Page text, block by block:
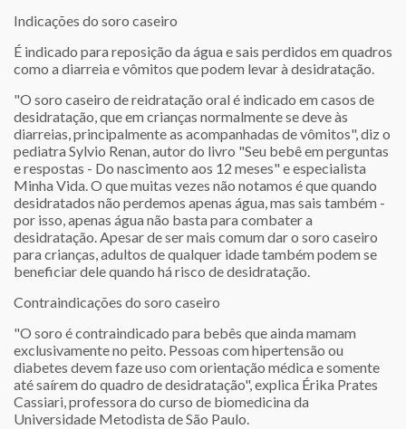
Indicações do soro caseiro
É indicado para reposição da água e sais perdidos em quadros
como a diarreia e vômitos que podem levar à desidratação.
"O soro caseiro de reidratação oral é indicado em casos de
desidratação, que em crianças normalmente se deve às
diarreias, principalmente as acompanhadas de vômitos", diz o
pediatra Sylvio Renan, autor do livro "Seu bebê em perguntas
e respostas - Do nascimento aos 12 meses" e especialista
Minha Vida. O que muitas vezes não notamos é que quando
desidratados não perdemos apenas água, mas sais também -
por isso, apenas água não basta para combater a
desidratação. Apesar de ser mais comum dar o soro caseiro
para crianças, adultos de qualquer idade também podem se
beneficiar dele quando há risco de desidratação.
Contraindicações do soro caseiro
"O soro é contraindicado para bebês que ainda mamam
exclusivamente no peito. Pessoas com hipertensão ou
diabetes devem faze uso com orientação médica e somente
até saírem do quadro de desidratação", explica Érika Prates
Cassiari, professora do curso de biomedicina da
Universidade Metodista de São Paulo.